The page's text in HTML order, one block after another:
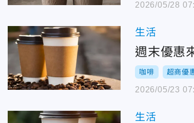
2026/05/28
生活
週末優惠
咖啡 超商優
2026/05/23
生活